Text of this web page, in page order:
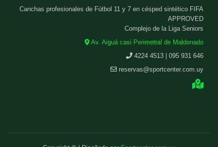
Canchas profesionales de Fútbol 11 y 7 en césped sintético FIFA
APPROVED
Complejo de la Liga Seniors
Av. Aiguá casi Perimetral de Maldonado
4224 4513 | 095 931 646
reservas@sportcenter.com.uy